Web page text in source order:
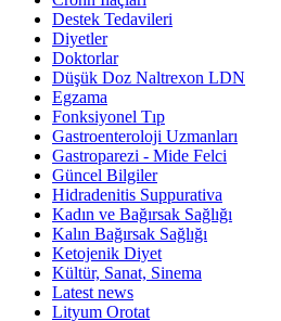
Destek Tedavileri
Diyetler
Doktorlar
Düşük Doz Naltrexon LDN
Egzama
Fonksiyonel Tıp
Gastroenteroloji Uzmanları
Gastroparezi - Mide Felci
Güncel Bilgiler
Hidradenitis Suppurativa
Kadın ve Bağırsak Sağlığı
Kalın Bağırsak Sağlığı
Ketojenik Diyet
Kültür, Sanat, Sinema
Latest news
Lityum Orotat